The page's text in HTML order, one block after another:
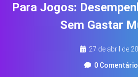
Para Jogos:
Sem Gastar
27 de abril de
0